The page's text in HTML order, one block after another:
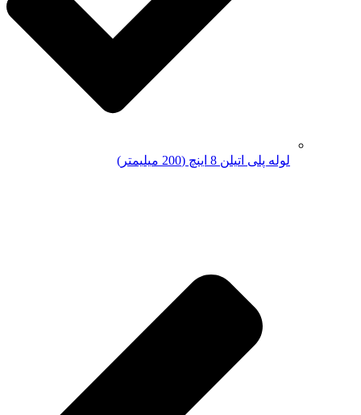
لوله پلی اتیلن 8 اینچ (200 میلیمتر)